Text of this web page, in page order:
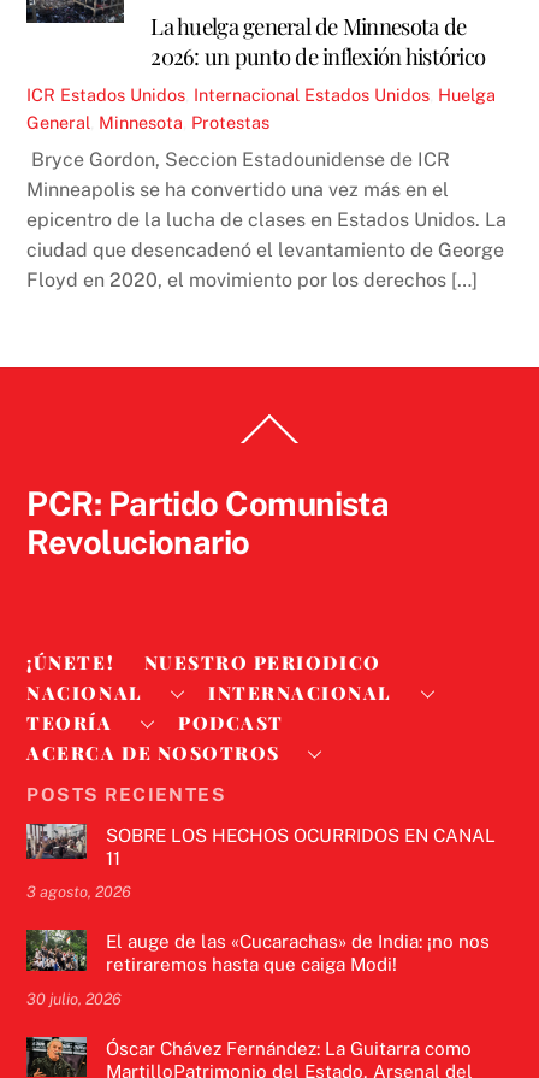
La huelga general de Minnesota de
2026: un punto de inflexión histórico
ICR Estados Unidos Internacional Estados Unidos Huelga
General Minnesota Protestas
Bryce Gordon, Seccion Estadounidense de ICR
Minneapolis se ha convertido una vez más en el
epicentro de la lucha de clases en Estados Unidos. La
ciudad que desencadenó el levantamiento de George
Floyd en 2020, el movimiento por los derechos […]
To
PCR: Partido Comunista
Revolucionario
¡ÚNETE!
NUESTRO PERIODICO
NACIONAL
INTERNACIONAL
TEORÍA
PODCAST
ACERCA DE NOSOTROS
POSTS RECIENTES
SOBRE LOS HECHOS OCURRIDOS EN CANAL
11
3 agosto, 2026
El auge de las «Cucarachas» de India: ¡no nos
retiraremos hasta que caiga Modi!
30 julio, 2026
Óscar Chávez Fernández: La Guitarra como
MartilloPatrimonio del Estado, Arsenal del